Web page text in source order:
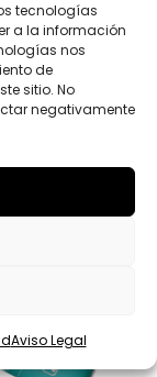
tecnologías
a la información
nos
de
sitio. No
negativamente
Aviso Legal